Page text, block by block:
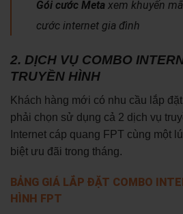
Gói cước Meta xem khuyến
cước internet gia đình
2. DỊCH VỤ COMBO
TRUYỀN HÌNH
Khách hàng mới có nhu cầu lắp
phải chọn sử dụng cả 2 dịch vụ
Internet cáp quang FPT cùng một
biệt ưu đãi trong tháng.
BẢNG GIÁ LẮP ĐẶT COMBO
HÌNH FPT